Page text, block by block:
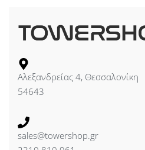
Αλεξανδρείας 4, Θεσσαλονίκη
54643
sales@towershop.gr